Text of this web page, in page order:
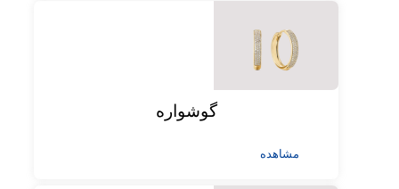
گوشواره
مشاهده